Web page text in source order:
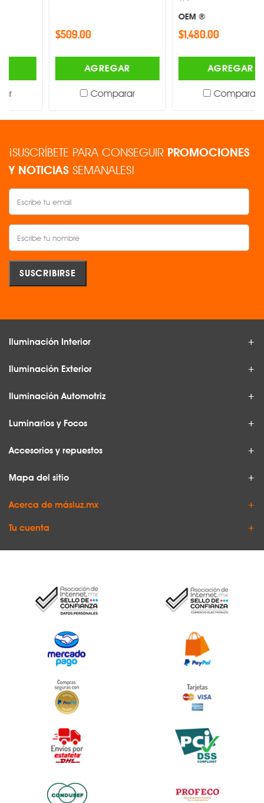
AGREGAR
Comparar
$1,480.00
AGREGAR
Comparar
¡SUSCRÍBETE PARA CONSEGUIR PROMOCIONES
Y NOTICIAS SEMANALES!
Iluminación Interior
Iluminación Exterior
Iluminación Automotriz
Luminarios y Focos
Accesorios y repuestos
Mapa del sitio
Acerca de másluz.mx
Tu cuenta